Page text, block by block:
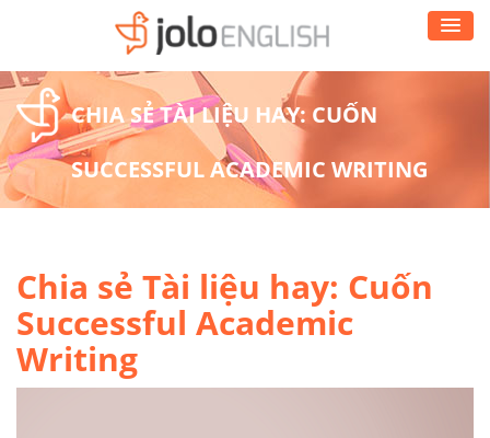
CHIA SẺ TÀI LIỆU HAY: CUỐN
SUCCESSFUL ACADEMIC WRITING
Chia sẻ Tài liệu hay: Cuốn
Successful Academic
Writing